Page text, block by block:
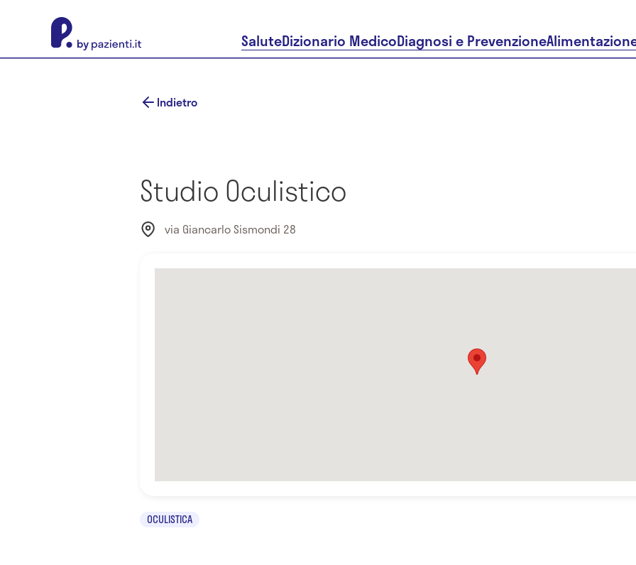
SaluteDizionario MedicoDiagnosi e Prevenzione
Indietro
Studio Oculistico
via Giancarlo Sismondi 28
OCULISTICA